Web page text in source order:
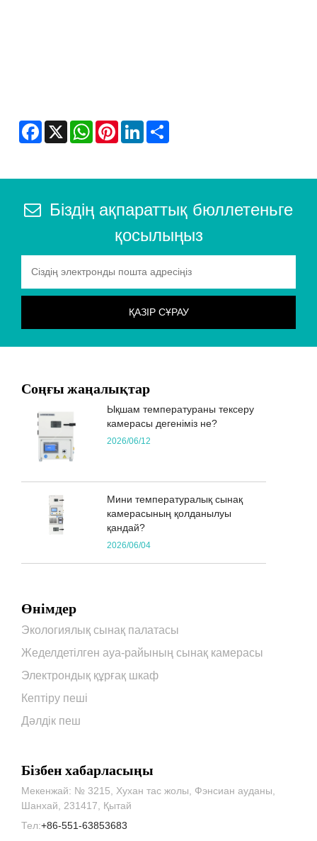
Facebook
X WhatsAppPinterestLinkedIn
Біздің ақпараттық бюллетеньге
қосылыңыз
Соңғы жаңалықтар
Ықшам температураны тексеру
камерасы дегеніміз не?
2026/06/12
Мини температуралық сынақ
камерасының қолданылуы
қандай?
2026/06/04
Өнімдер
Экологиялық сынақ палатасы
Жеделдетілген ауа-райының сынақ камерасы
Электрондық құрғақ шкаф
Кептіру пеші
Дәлдік пеш
Бізбен хабарласыңы
Мекенжай: № 3215, Хухан тас жолы, Фэнсиан ауданы,
Шанхай, 231417, Қытай
Тел:+86-551-63853683